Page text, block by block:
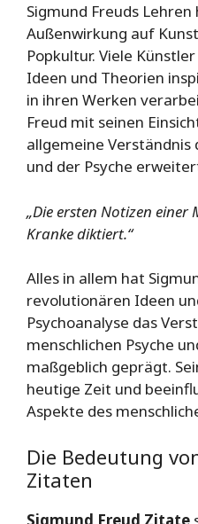
Sigmund Freuds Lehren
Außenwirkung auf
Popkultur. Viele
Ideen und Theorien
in ihren Werken
Freud mit seinen
allgemeine
und der Psyche
„Die ersten Notizen
Kranke diktiert.“
Alles in allem hat
revolutionären Ideen
Psychoanalyse das
menschlichen Psyche
maßgeblich geprägt.
heutige Zeit und
Aspekte des
Die Bedeutung
Zitaten
Sigmund Freud Zitate